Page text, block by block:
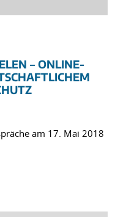
– ONLINE-
am 17. Mai 2018